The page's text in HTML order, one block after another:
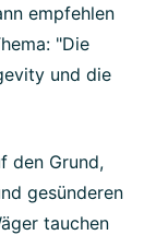
empfehlen
"Die
und die
den Grund,
gesünderen
tauchen